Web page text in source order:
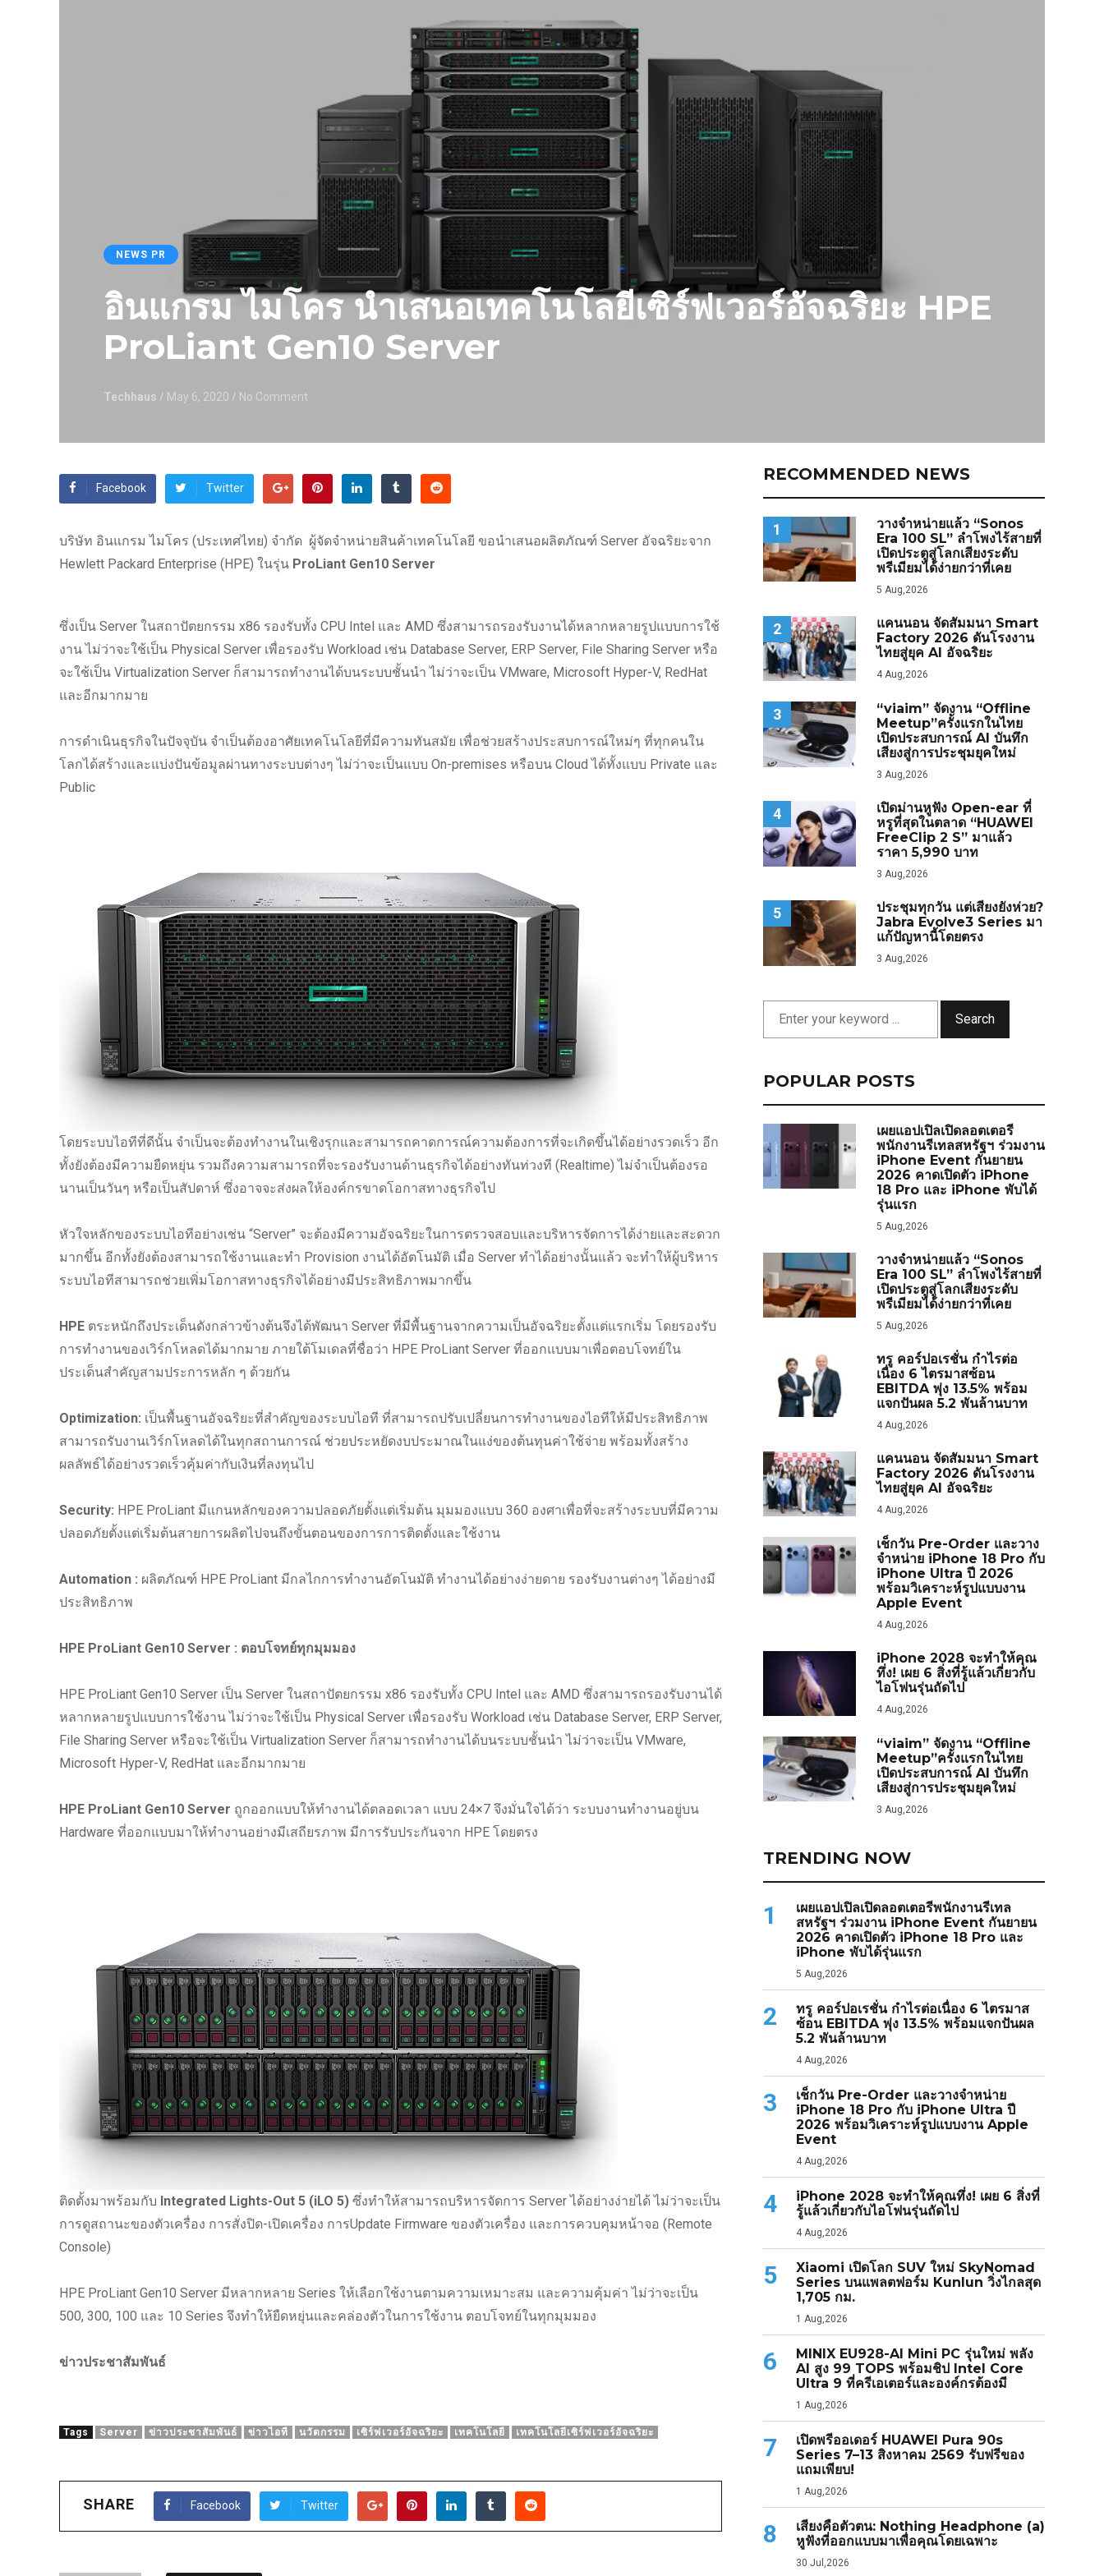
NEWS PR
อินแกรม ไมโคร นำเสนอเทคโนโลยีเซิร์ฟเวอร์อัจฉริยะ HPE
ProLiant Gen10 Server
Techhaus / May 6, 2020 / No Comment
Facebook Twitter
บริษัท อินแกรม ไมโคร (ประเทศไทย) จำกัด ผู้จัดจำหน่ายสินค้าเทคโนโลยี ขอนำเสนอผลิตภัณฑ์ Server อัจฉริยะจาก
Hewlett Packard Enterprise (HPE) ในรุ่น ProLiant Gen10 Server
ซึ่งเป็น Server ในสถาปัตยกรรม x86 รองรับทั้ง CPU Intel และ AMD ซึ่งสามารถรองรับงานได้หลากหลายรูปแบบการใช้
งาน ไม่ว่าจะใช้เป็น Physical Server เพื่อรองรับ Workload เช่น Database Server, ERP Server, File Sharing Server หรือ
จะใช้เป็น Virtualization Server ก็สามารถทำงานได้บนระบบชั้นนำ ไม่ว่าจะเป็น VMware, Microsoft Hyper-V, RedHat
และอีกมากมาย
การดำเนินธุรกิจในปัจจุบัน จำเป็นต้องอาศัยเทคโนโลยีที่มีความทันสมัย เพื่อช่วยสร้างประสบการณ์ใหม่ๆ ที่ทุกคนใน
โลกได้สร้างและแบ่งปันข้อมูลผ่านทางระบบต่างๆ ไม่ว่าจะเป็นแบบ On-premises หรือบน Cloud ได้ทั้งแบบ Private และ
Public
โดยระบบไอทีที่ดีนั้น จำเป็นจะต้องทำงานในเชิงรุกและสามารถคาดการณ์ความต้องการที่จะเกิดขึ้นได้อย่างรวดเร็ว อีก
ทั้งยังต้องมีความยืดหยุ่น รวมถึงความสามารถที่จะรองรับงานด้านธุรกิจได้อย่างทันท่วงที (Realtime) ไม่จำเป็นต้องรอ
นานเป็นวันๆ หรือเป็นสัปดาห์ ซึ่งอาจจะส่งผลให้องค์กรขาดโอกาสทางธุรกิจไป
หัวใจหลักของระบบไอทีอย่างเช่น “Server” จะต้องมีความอัจฉริยะในการตรวจสอบและบริหารจัดการได้ง่ายและสะดวก
มากขึ้น อีกทั้งยังต้องสามารถใช้งานและทำ Provision งานได้อัตโนมัติ เมื่อ Server ทำได้อย่างนั้นแล้ว จะทำให้ผู้บริหาร
ระบบไอทีสามารถช่วยเพิ่มโอกาสทางธุรกิจได้อย่างมีประสิทธิภาพมากขึ้น
HPE ตระหนักถึงประเด็นดังกล่าวข้างต้นจึงได้พัฒนา Server ที่มีพื้นฐานจากความเป็นอัจฉริยะตั้งแต่แรกเริ่ม โดยรองรับ
การทำงานของเวิร์กโหลดได้มากมาย ภายใต้โมเดลที่ชื่อว่า HPE ProLiant Server ที่ออกแบบมาเพื่อตอบโจทย์ใน
ประเด็นสำคัญสามประการหลัก ๆ ด้วยกัน
Optimization: เป็นพื้นฐานอัจฉริยะที่สำคัญของระบบไอที ที่สามารถปรับเปลี่ยนการทำงานของไอทีให้มีประสิทธิภาพ
สามารถรับงานเวิร์กโหลดได้ในทุกสถานการณ์ ช่วยประหยัดงบประมาณในแง่ของต้นทุนค่าใช้จ่าย พร้อมทั้งสร้าง
ผลลัพธ์ได้อย่างรวดเร็วคุ้มค่ากับเงินที่ลงทุนไป
Security: HPE ProLiant มีแกนหลักของความปลอดภัยตั้งแต่เริ่มต้น มุมมองแบบ 360 องศาเพื่อที่จะสร้างระบบที่มีความ
ปลอดภัยตั้งแต่เริ่มต้นสายการผลิตไปจนถึงขั้นตอนของการการติดตั้งและใช้งาน
Automation : ผลิตภัณฑ์ HPE ProLiant มีกลไกการทำงานอัตโนมัติ ทำงานได้อย่างง่ายดาย รองรับงานต่างๆ ได้อย่างมี
ประสิทธิภาพ
HPE ProLiant Gen10 Server : ตอบโจทย์ทุกมุมมอง
HPE ProLiant Gen10 Server เป็น Server ในสถาปัตยกรรม x86 รองรับทั้ง CPU Intel และ AMD ซึ่งสามารถรองรับงานได้
หลากหลายรูปแบบการใช้งาน ไม่ว่าจะใช้เป็น Physical Server เพื่อรองรับ Workload เช่น Database Server, ERP Server,
File Sharing Server หรือจะใช้เป็น Virtualization Server ก็สามารถทำงานได้บนระบบชั้นนำ ไม่ว่าจะเป็น VMware,
Microsoft Hyper-V, RedHat และอีกมากมาย
HPE ProLiant Gen10 Server ถูกออกแบบให้ทำงานได้ตลอดเวลา แบบ 24×7 จึงมั่นใจได้ว่า ระบบงานทำงานอยู่บน
Hardware ที่ออกแบบมาให้ทำงานอย่างมีเสถียรภาพ มีการรับประกันจาก HPE โดยตรง
ติดตั้งมาพร้อมกับ Integrated Lights-Out 5 (iLO 5) ซึ่งทำให้สามารถบริหารจัดการ Server ได้อย่างง่ายได้ ไม่ว่าจะเป็น
การดูสถานะของตัวเครื่อง การสั่งปิด-เปิดเครื่อง การUpdate Firmware ของตัวเครื่อง และการควบคุมหน้าจอ (Remote
Console)
HPE ProLiant Gen10 Server มีหลากหลาย Series ให้เลือกใช้งานตามความเหมาะสม และความคุ้มค่า ไม่ว่าจะเป็น
500, 300, 100 และ 10 Series จึงทำให้ยืดหยุ่นและคล่องตัวในการใช้งาน ตอบโจทย์ในทุกมุมมอง
ข่าวประชาสัมพันธ์
Tags Server ข่าวประชาสัมพันธ์ ข่าวไอที นวัตกรรม เซิร์ฟเวอร์อัจฉริยะ เทคโนโลยี เทคโนโลยีเซิร์ฟเวอร์อัจฉริยะ
SHARE Facebook Twitter
RECOMMENDED NEWS
1
วางจำหน่ายแล้ว “Sonos
Era 100 SL” ลำโพงไร้สายที่
เปิดประตูสู่โลกเสียงระดับ
พรีเมียมได้ง่ายกว่าที่เคย
5 Aug,2026
2
แคนนอน จัดสัมมนา Smart
Factory 2026 ดันโรงงาน
ไทยสู่ยุค AI อัจฉริยะ
4 Aug,2026
3
“viaim” จัดงาน “Offline
Meetup”ครั้งแรกในไทย
เปิดประสบการณ์ AI บันทึก
เสียงสู่การประชุมยุคใหม่
3 Aug,2026
4
เปิดม่านหูฟัง Open-ear ที่
หรูที่สุดในตลาด “HUAWEI
FreeClip 2 S” มาแล้ว
ราคา 5,990 บาท
3 Aug,2026
5
ประชุมทุกวัน แต่เสียงยังห่วย?
Jabra Evolve3 Series มา
แก้ปัญหานี้โดยตรง
3 Aug,2026
Search
POPULAR POSTS
เผยแอปเปิลเปิดลอตเตอรี
พนักงานรีเทลสหรัฐฯ ร่วมงาน
iPhone Event กันยายน
2026 คาดเปิดตัว iPhone
18 Pro และ iPhone พับได้
รุ่นแรก
5 Aug,2026
วางจำหน่ายแล้ว “Sonos
Era 100 SL” ลำโพงไร้สายที่
เปิดประตูสู่โลกเสียงระดับ
พรีเมียมได้ง่ายกว่าที่เคย
5 Aug,2026
ทรู คอร์ปอเรชั่น กำไรต่อ
เนื่อง 6 ไตรมาสซ้อน
EBITDA พุ่ง 13.5% พร้อม
แจกปันผล 5.2 พันล้านบาท
4 Aug,2026
แคนนอน จัดสัมมนา Smart
Factory 2026 ดันโรงงาน
ไทยสู่ยุค AI อัจฉริยะ
4 Aug,2026
เช็กวัน Pre-Order และวาง
จำหน่าย iPhone 18 Pro กับ
iPhone Ultra ปี 2026
พร้อมวิเคราะห์รูปแบบงาน
Apple Event
4 Aug,2026
iPhone 2028 จะทำให้คุณ
ทึ่ง! เผย 6 สิ่งที่รู้แล้วเกี่ยวกับ
ไอโฟนรุ่นถัดไป
4 Aug,2026
“viaim” จัดงาน “Offline
Meetup”ครั้งแรกในไทย
เปิดประสบการณ์ AI บันทึก
เสียงสู่การประชุมยุคใหม่
3 Aug,2026
TRENDING NOW
1
เผยแอปเปิลเปิดลอตเตอรีพนักงานรีเทล
สหรัฐฯ ร่วมงาน iPhone Event กันยายน
2026 คาดเปิดตัว iPhone 18 Pro และ
iPhone พับได้รุ่นแรก
5 Aug,2026
2
ทรู คอร์ปอเรชั่น กำไรต่อเนื่อง 6 ไตรมาส
ซ้อน EBITDA พุ่ง 13.5% พร้อมแจกปันผล
5.2 พันล้านบาท
4 Aug,2026
3
เช็กวัน Pre-Order และวางจำหน่าย
iPhone 18 Pro กับ iPhone Ultra ปี
2026 พร้อมวิเคราะห์รูปแบบงาน Apple
Event
4 Aug,2026
4
iPhone 2028 จะทำให้คุณทึ่ง! เผย 6 สิ่งที่
รู้แล้วเกี่ยวกับไอโฟนรุ่นถัดไป
4 Aug,2026
5
Xiaomi เปิดโลก SUV ใหม่ SkyNomad
Series บนแพลตฟอร์ม Kunlun วิ่งไกลสุด
1,705 กม.
1 Aug,2026
6
MINIX EU928-AI Mini PC รุ่นใหม่ พลัง
AI สูง 99 TOPS พร้อมชิป Intel Core
Ultra 9 ที่ครีเอเตอร์และองค์กรต้องมี
1 Aug,2026
7
เปิดพรีออเดอร์ HUAWEI Pura 90s
Series 7–13 สิงหาคม 2569 รับฟรีของ
แถมเพียบ!
1 Aug,2026
8
เสียงคือตัวตน: Nothing Headphone (a)
หูฟังที่ออกแบบมาเพื่อคุณโดยเฉพาะ
30 Jul,2026